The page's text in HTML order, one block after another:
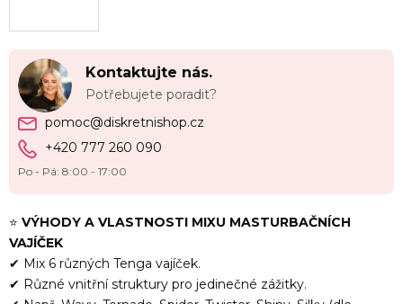
⭐ VÝHODY A VLASTNOSTI MIXU MASTURBAČNÍCH
VAJÍČEK
✔ Mix 6 různých Tenga vajíček.
✔ Různé vnitřní struktury pro jedinečné zážitky.
Kontaktujte nás.
Potřebujete poradit?
pomoc@diskretnishop.cz
+420 777 260 090
Po - Pá: 8:00 - 17:00